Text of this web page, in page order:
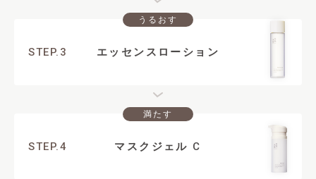
うるおす
STEP.3 エッセンスローション
満たす
STEP.4 マスクジェル C